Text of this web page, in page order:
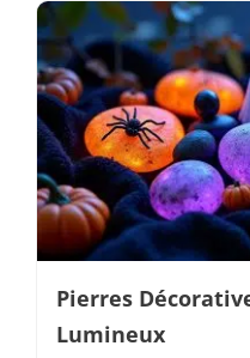
Pierres
Lumineux